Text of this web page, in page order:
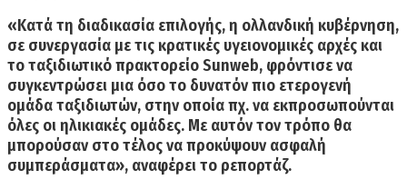
«Κατά τη διαδικασία επιλογής, η ολλανδική κυβέρνηση,
σε συνεργασία με τις κρατικές υγειονομικές αρχές και
το ταξιδιωτικό πρακτορείο Sunweb, φρόντισε να
συγκεντρώσει μια όσο το δυνατόν πιο ετερογενή
ομάδα ταξιδιωτών, στην οποία πχ. να εκπροσωπούνται
όλες οι ηλικιακές ομάδες. Με αυτόν τον τρόπο θα
μπορούσαν στο τέλος να προκύψουν ασφαλή
συμπεράσματα», αναφέρει το ρεπορτάζ.